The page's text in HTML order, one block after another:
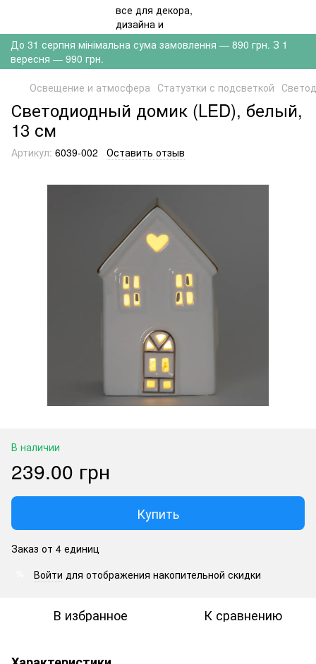
До 31 серпня мінімальна сума замовлення — 890 грн. З 1
вересня — 990 грн.
Освещение и атмосфера Статуэтки с подсветкой
Светодиодный домик (LED), белый,
13 см
Артикул: 6039-002 Оставить отзыв
В наличии
239.00 грн
Купить
Заказ от 4 единиц
Войти для отображения накопительной скидки
В избранное К сравнению